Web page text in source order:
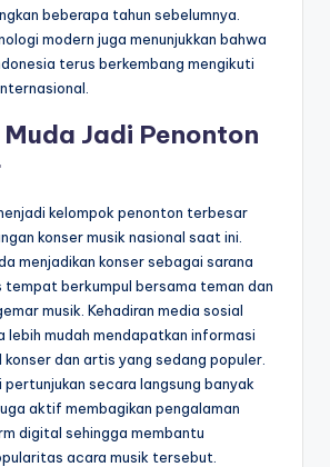
beberapa tahun sebelumnya.
modern juga menunjukkan bahwa
terus berkembang mengikuti
Jadi Penonton
kelompok penonton terbesar
konser musik nasional saat ini.
menjadikan konser sebagai sarana
tempat berkumpul bersama teman dan
musik. Kehadiran media sosial
lebih mudah mendapatkan informasi
dan artis yang sedang populer.
pertunjukan secara langsung banyak
aktif membagikan pengalaman
digital sehingga membantu
acara musik tersebut.